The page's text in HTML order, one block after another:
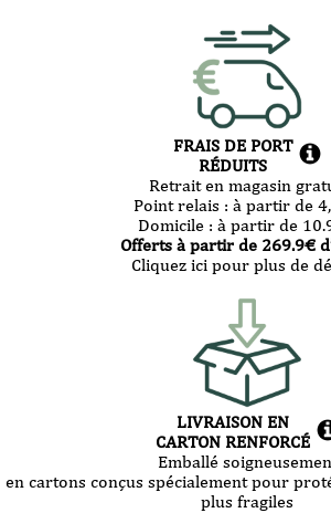
FRAIS DE PORT
RÉDUITS
Retrait en magasin
Point relais : à partir de
Domicile : à partir de
Offerts à partir de 269.9€
Cliquez ici pour plus de
LIVRAISON EN
CARTON RENFORCÉ
Emballé
en cartons conçus spécialement pour
plus fragiles